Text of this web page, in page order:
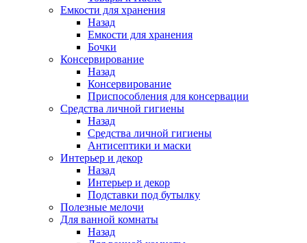
Емкости для хранения
Назад
Емкости для хранения
Бочки
Консервирование
Назад
Консервирование
Приспособления для консервации
Средства личной гигиены
Назад
Средства личной гигиены
Антисептики и маски
Интерьер и декор
Назад
Интерьер и декор
Подставки под бутылку
Полезные мелочи
Для ванной комнаты
Назад